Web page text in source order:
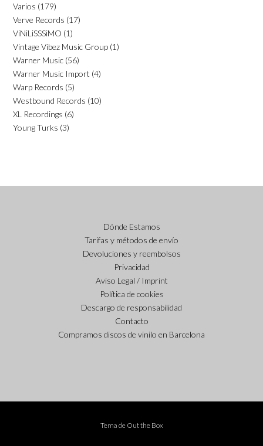
Varios (179)
Verve Records (17)
ViNiLiSSSiMO (1)
Vintage Vibez Music Group (1)
Warner Music (56)
Warner Music Import (4)
Warp Records (5)
Westbound Records (10)
XL Recordings (6)
Young Turks (3)
Dónde Estamos
Tarifas y métodos de envío
Devoluciones y reembolsos
Privacidad
Aviso Legal / Imprint
Política de cookies
Descargo de responsabilidad
Contacto
Compramos discos de vinilo en Barcelona
Tema de Out the Box